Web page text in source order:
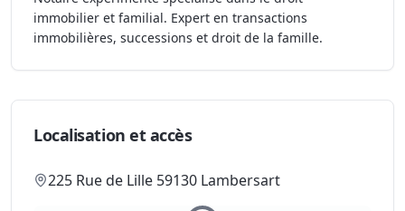
immobilier et familial. Expert en transactions
immobilières, successions et droit de la famille.
Localisation et accès
225 Rue de Lille 59130 Lambersart